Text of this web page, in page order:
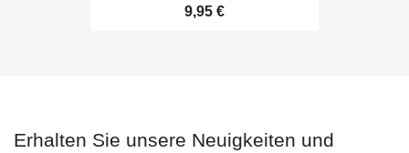
9,95 €
Erhalten Sie unsere Neuigkeiten und